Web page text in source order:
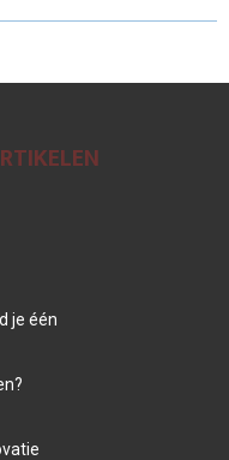
je één